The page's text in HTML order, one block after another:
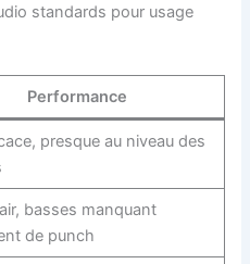
standards pour usage
Performance
presque au niveau des
basses manquant
de punch